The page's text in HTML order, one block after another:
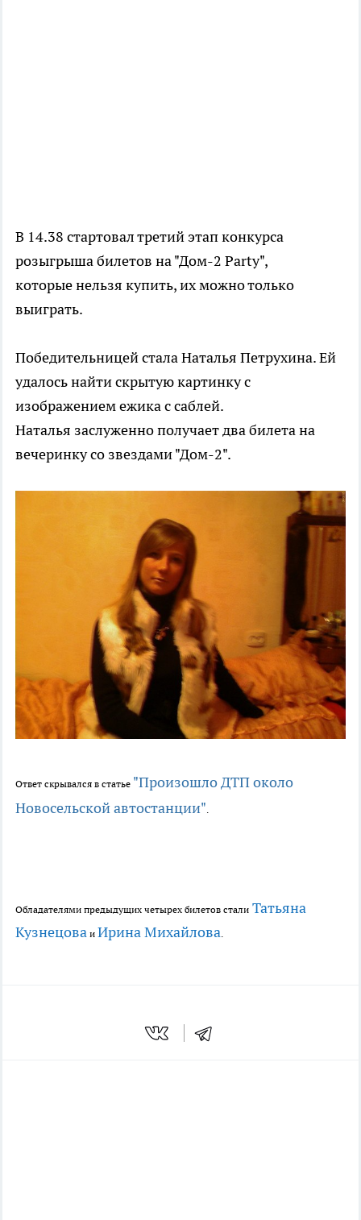
В 14.38 стартовал третий этап конкурса
розыгрыша билетов на "Дом-2 Party",
которые нельзя купить, их можно только
выиграть.
Победительницей стала Наталья Петрухина. Ей
удалось найти скрытую картинку с
изображением ежика с саблей.
Наталья заслуженно получает два билета на
вечеринку со звездами "Дом-2".
Ответ скрывался в статье "Произошло ДТП около
Новосельской автостанции"
Обладателями предыдущих четырех билетов стали Татьяна
Кузнецова и Ирина Михайлова